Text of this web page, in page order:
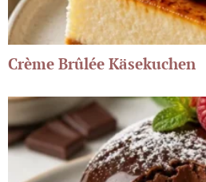
Crème Brûlée Käsekuchen